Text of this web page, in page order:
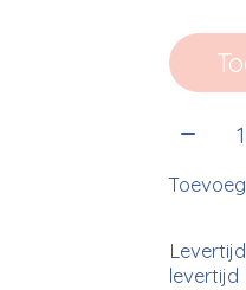
Aantal:
levertijd